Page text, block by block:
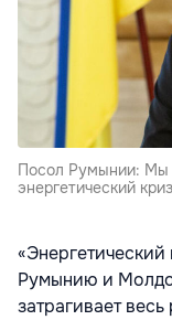
Посол Румынии: Мы
энергетический
«Энергетический
Румынию и
затрагивает